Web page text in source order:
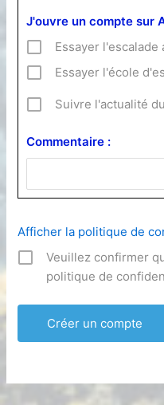
J'ouvre un compte sur
Essayer
Essayer l'école
Suivre l'actualité
Commentaire :
Afficher la politique de
Veuillez confirmer
politique de